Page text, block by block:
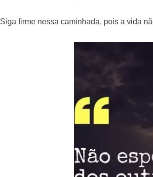
Siga firme nessa caminhada, pois a vida